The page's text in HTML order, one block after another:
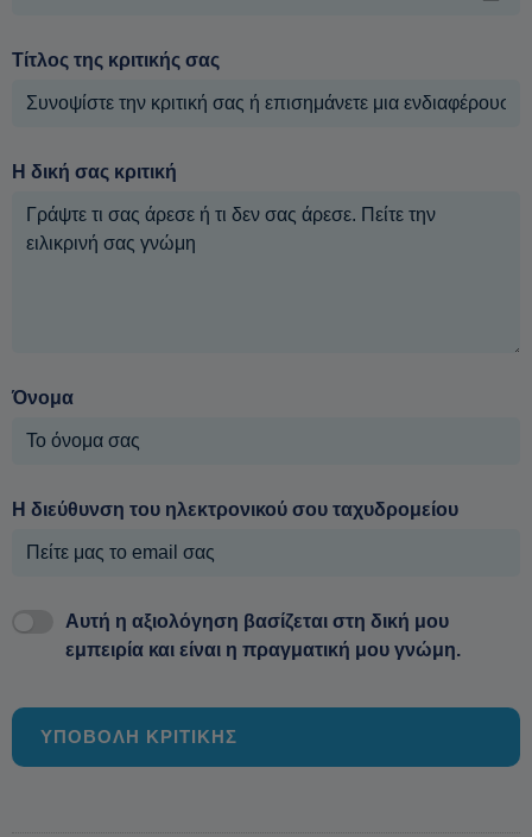
Τίτλος της κριτικής σας
Η δική σας κριτική
Όνομα
Η διεύθυνση του ηλεκτρονικού σου ταχυδρομείου
Αυτή η αξιολόγηση βασίζεται στη δική μου
εμπειρία και είναι η πραγματική μου γνώμη.
ΥΠΟΒΟΛΗ ΚΡΙΤΙΚΗΣ